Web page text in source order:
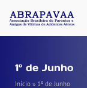
1º de Junho
Início » 1º de Junho